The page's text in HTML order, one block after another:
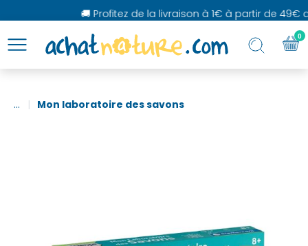
🚚 Profitez de la livraison à 1€ à partir de 49€
... Mon laboratoire des savons
0